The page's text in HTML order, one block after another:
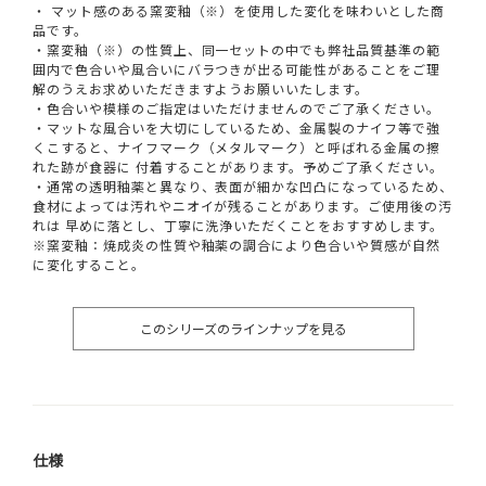
・ マット感のある窯変釉（※）を使用した変化を味わいとした商
品です。
・窯変釉（※）の性質上、同一セットの中でも弊社品質基準の範
囲内で色合いや風合いにバラつきが出る可能性があることをご理
解のうえお求めいただきますようお願いいたします。
・色合いや模様のご指定はいただけませんのでご了承ください。
・マットな風合いを大切にしているため、金属製のナイフ等で強
くこすると、ナイフマーク（メタルマーク）と呼ばれる金属の擦
れた跡が食器に 付着することがあります。予めご了承ください。
・通常の透明釉薬と異なり、表面が細かな凹凸になっているため、
食材によっては汚れやニオイが残ることがあります。ご使用後の汚
れは 早めに落とし、丁寧に洗浄いただくことをおすすめします。
※窯変釉：焼成炎の性質や釉薬の調合により色合いや質感が自然
に変化すること。
このシリーズのラインナップを見る
仕様